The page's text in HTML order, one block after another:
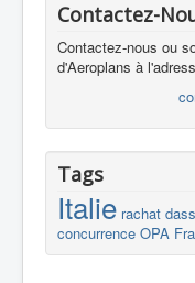
Contactez-
Contactez-nous ou
d'Aeroplans à
Tags
Italie rachat
concurrence OPA